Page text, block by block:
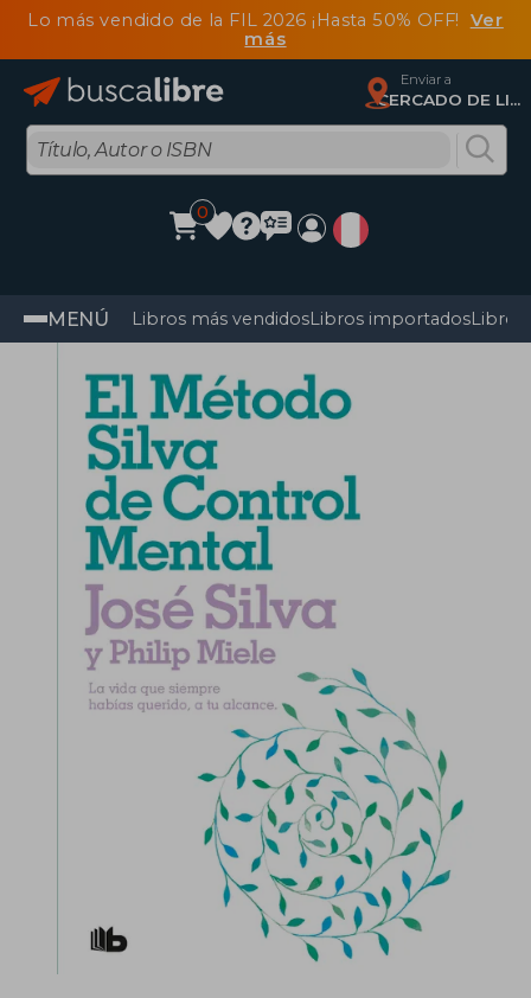
Lo más vendido de la FIL 2026 ¡Hasta 50% OFF! Ver
más
Enviar a
CERCADO DE LIMA, Lima
0
MENÚ Libros más vendidosLibros importadosLibros